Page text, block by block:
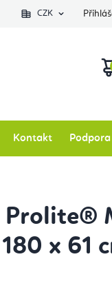
Zkontrolovat
CZK
Kontakt Podpora
Prolite®
x 61